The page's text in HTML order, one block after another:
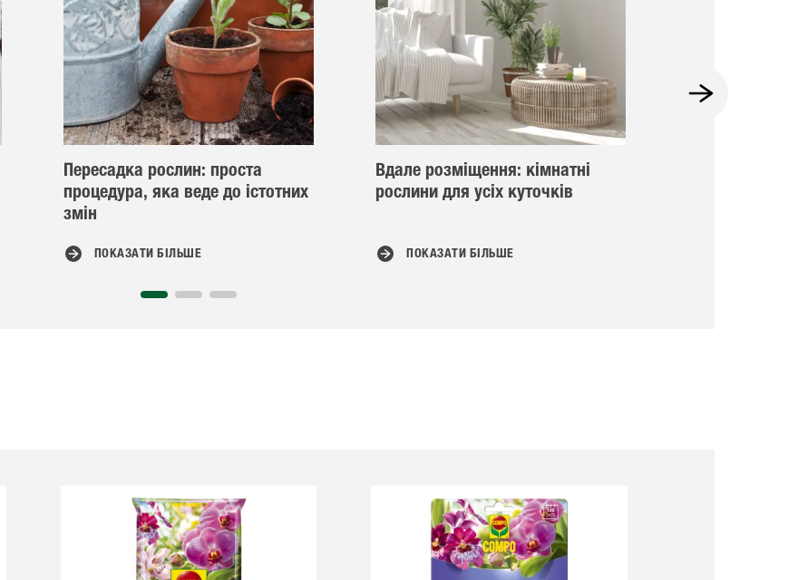
Пересадка рослин: проста
процедура, яка веде до істотних
змін
ПОКАЗАТИ БІЛЬШЕ
Вдале розміщення: кімнатні
рослини для усіх куточків
ПОКАЗАТИ БІЛЬШЕ